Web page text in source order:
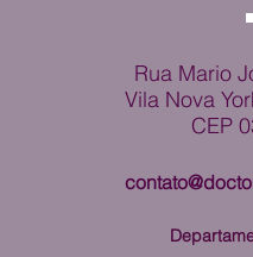
Rua Mario
Vila Nova
CEP